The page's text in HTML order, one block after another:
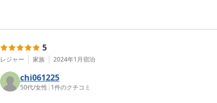
5
レジャー 家族 2024年1月宿泊
chi061225
50代/女性 | 1件のクチコミ